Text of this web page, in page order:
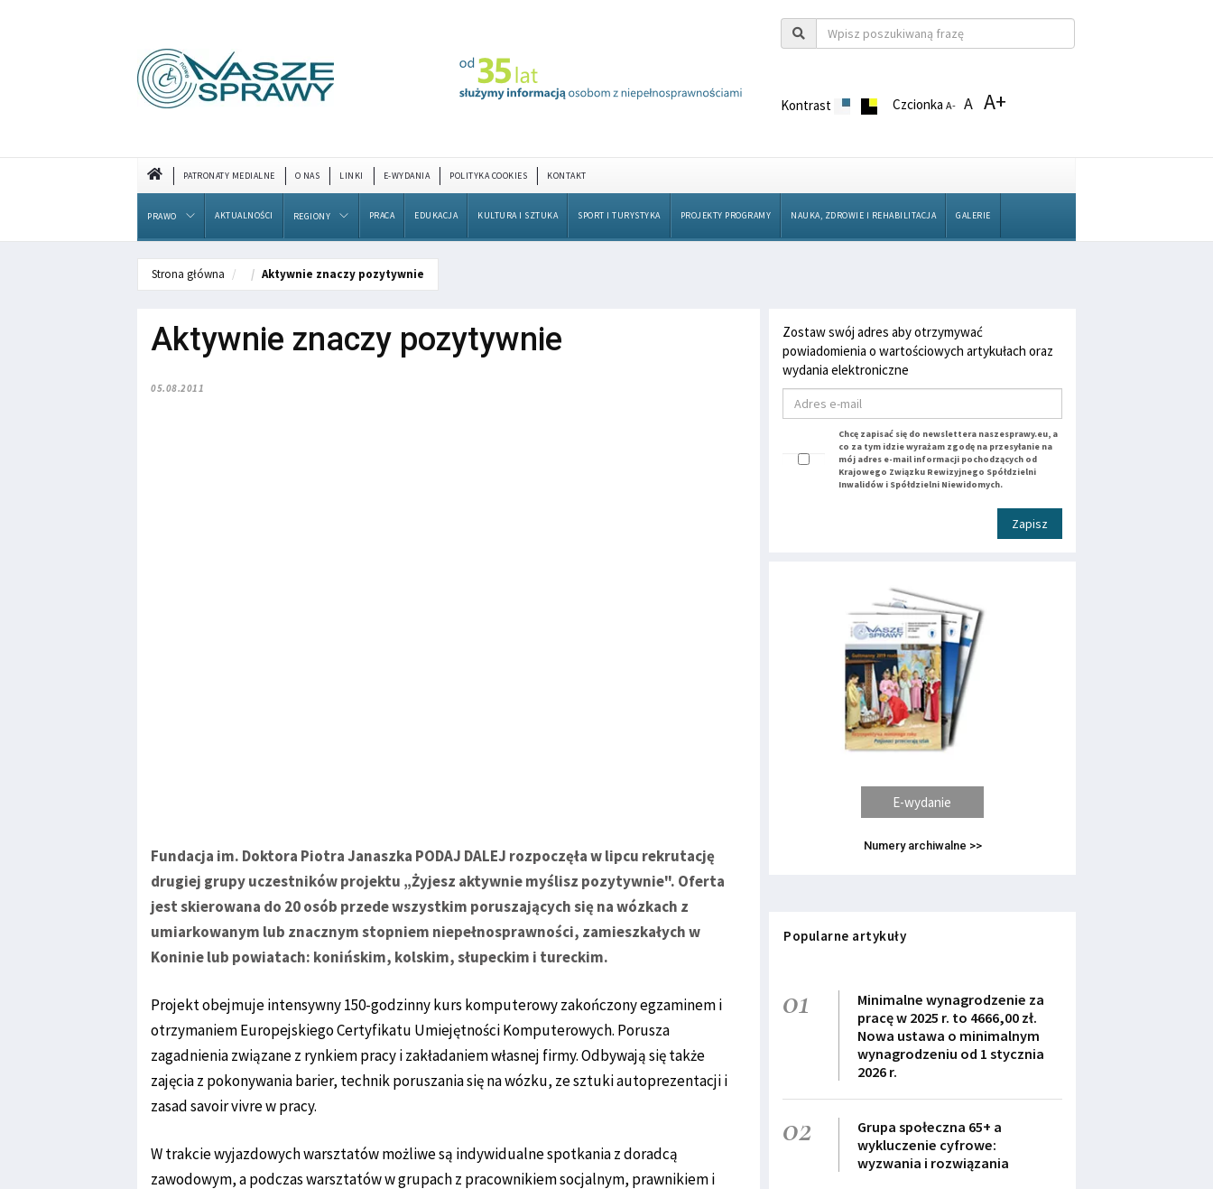
Kontrast CzcionkaA- A A+
PATRONATY MEDIALNE O NAS LINKI E-WYDANIA POLITYKA COOKIES KONTAKT
PRAWO AKTUALNOŚCI REGIONY PRACA EDUKACJA KULTURA I SZTUKA SPORT I TURYSTYKA PROJEKTY PROGRAMY NAUKA, ZDROWIE I REHABILITACJA GALERIE
Strona główna Aktywnie znaczy pozytywnie
Aktywnie znaczy pozytywnie
05.08.2011
Fundacja im. Doktora Piotra Janaszka PODAJ DALEJ rozpoczęła w lipcu rekrutację
drugiej grupy uczestników projektu „Żyjesz aktywnie myślisz pozytywnie". Oferta
jest skierowana do 20 osób przede wszystkim poruszających się na wózkach z
umiarkowanym lub znacznym stopniem niepełnosprawności, zamieszkałych w
Koninie lub powiatach: konińskim, kolskim, słupeckim i tureckim.
Projekt obejmuje intensywny 150-godzinny kurs komputerowy zakończony egzaminem i
otrzymaniem Europejskiego Certyfikatu Umiejętności Komputerowych. Porusza
zagadnienia związane z rynkiem pracy i zakładaniem własnej firmy. Odbywają się także
zajęcia z pokonywania barier, technik poruszania się na wózku, ze sztuki autoprezentacji i
zasad savoir vivre w pracy.
W trakcie wyjazdowych warsztatów możliwe są indywidualne spotkania z doradcą
zawodowym, a podczas warsztatów w grupach z pracownikiem socjalnym, prawnikiem i
Zostaw swój adres aby otrzymywać
powiadomienia o wartościowych artykułach oraz
wydania elektroniczne
Chcę zapisać się do newslettera naszesprawy.eu, a
co za tym idzie wyrażam zgodę na przesyłanie na
mój adres e-mail informacji pochodzących od
Krajowego Związku Rewizyjnego Spółdzielni
Inwalidów i Spółdzielni Niewidomych.
Zapisz
E-wydanie
Numery archiwalne >>
Popularne artykuły
01
Minimalne wynagrodzenie za
pracę w 2025 r. to 4666,00 zł.
Nowa ustawa o minimalnym
wynagrodzeniu od 1 stycznia
2026 r.
02
Grupa społeczna 65+ a
wykluczenie cyfrowe:
wyzwania i rozwiązania